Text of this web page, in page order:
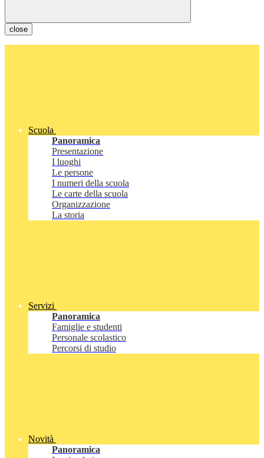
close
Scuola
Panoramica
Presentazione
I luoghi
Le persone
I numeri della scuola
Le carte della scuola
Organizzazione
La storia
Servizi
Panoramica
Famiglie e studenti
Personale scolastico
Percorsi di studio
Novità
Panoramica